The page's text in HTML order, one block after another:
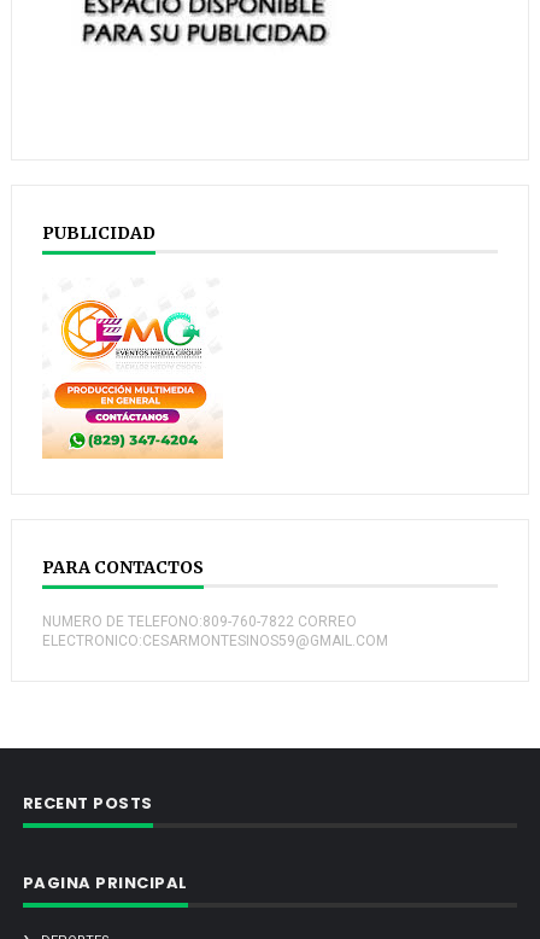
PUBLICIDAD
PARA CONTACTOS
NUMERO DE TELEFONO:809-760-7822 CORREO
ELECTRONICO:CESARMONTESINOS59@GMAIL.COM
RECENT POSTS
PAGINA PRINCIPAL